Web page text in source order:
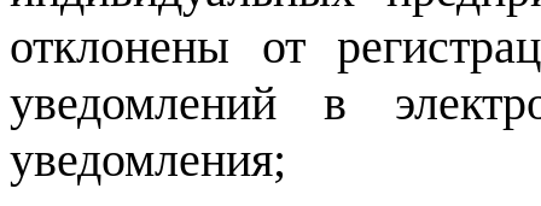
отклонены от
уведомлений в
уведомления;